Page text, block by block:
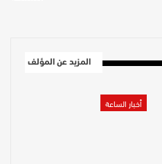
المزيد عن المؤلف
أخبار الساعة